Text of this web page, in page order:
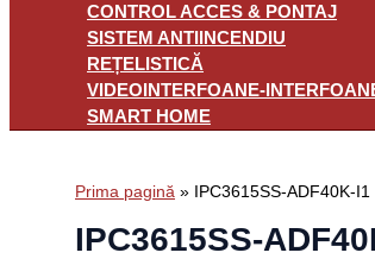
CONTROL ACCES & PONTAJ
SISTEM ANTIINCENDIU
REȚELISTICĂ
VIDEOINTERFOANE-
SMART HOME
Prima pagină » IPC3615SS-ADF40K-I1
IPC3615SS-